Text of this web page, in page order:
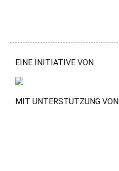
EINE INITIATIVE VON
MIT UNTERSTÜTZUNG VON